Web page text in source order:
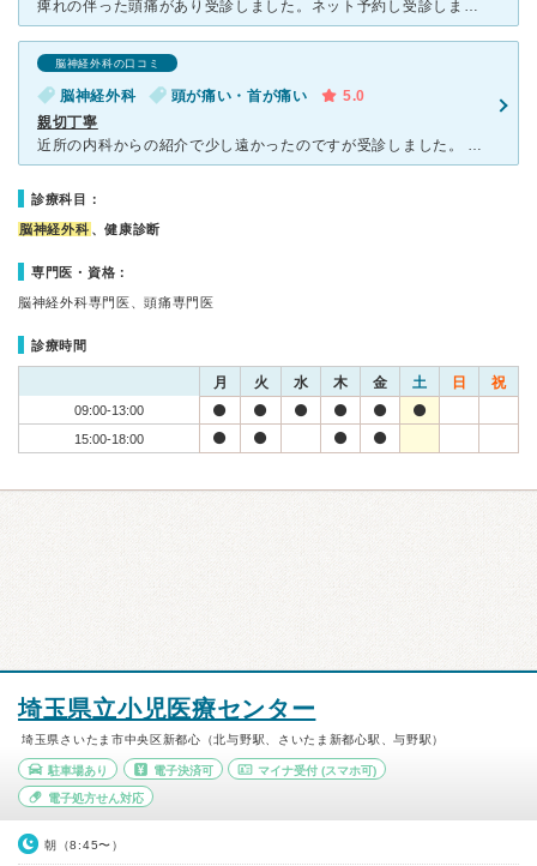
痺れの伴った頭痛があり受診しました。ネット予約し受診しましたが着いた時に沢山の方がいたので待つ覚悟でしたが殆ど待つことはありませんでした。その日のうちにMRIも撮って貰えました。何回かMRIを撮った事
脳神経外科の口コミ
脳神経外科 頭が痛い・首が痛い
5.0
親切丁寧
近所の内科からの紹介で少し遠かったのですが受診しました。 院内はとても綺麗で清潔、受付の方もとても感じが良く、初めての脳外科受診の不安も少し解消されました。 受診後すぐにMRI検査、細部まで検査し
診療科目：
脳神経外科 、健康診断
専門医・資格：
脳神経外科専門医、頭痛専門医
診療時間
月 火 水 木 金 土 日 祝
09:00-13:00
15:00-18:00
埼玉県立小児医療センター
埼玉県さいたま市中央区新都心（北与野駅、さいたま新都心駅、与野駅）
駐車場あり 電子決済可 マイナ受付 (スマホ可)
電子処方せん対応
朝（8:45〜）